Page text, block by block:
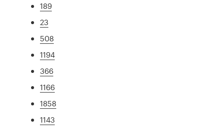
189
23
508
1194
366
1166
1858
1143